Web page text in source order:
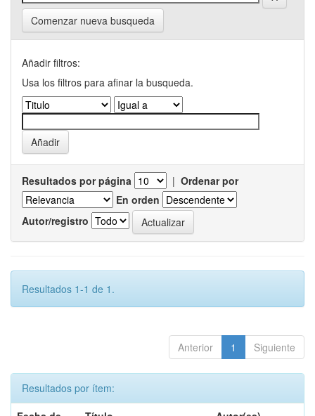
Comenzar nueva busqueda
Añadir filtros:
Usa los filtros para afinar la busqueda.
Resultados por página | Ordenar por
En orden
Autor/registro
Resultados 1-1 de 1.
Anterior 1 Siguiente
Resultados por ítem: